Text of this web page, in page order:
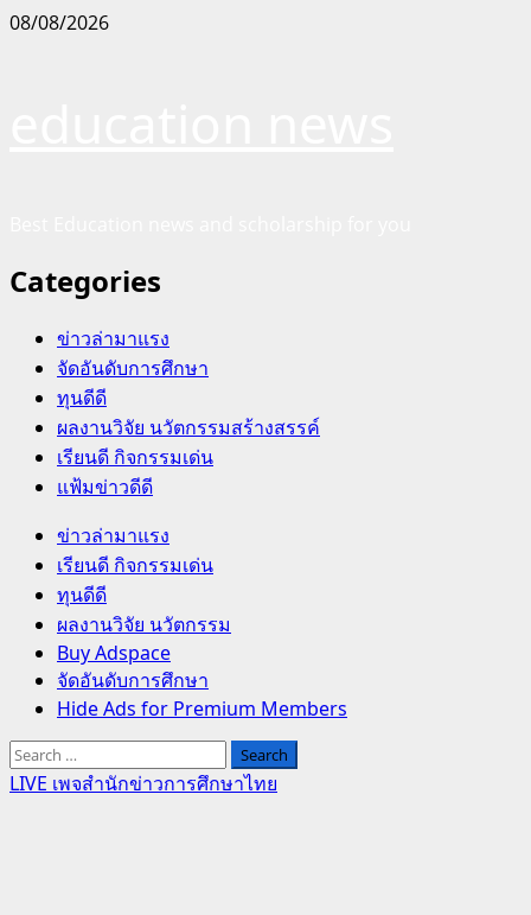
Skip
08/08/2026
Categories
ข่าวล่ามาแรง
จัดอันดับการศึกษา
ทุนดีดี
ผลงานวิจัย นวัตกรรมสร้างสรรค์
เรียนดี กิจกรรมเด่น
แฟ้มข่าวดีดี
Primary
Menu
ข่าวล่ามาแรง
เรียนดี กิจกรรมเด่น
ทุนดีดี
ผลงานวิจัย นวัตกรรม
Buy Adspace
จัดอันดับการศึกษา
Hide Ads for Premium Members
Search
for:
LIVE เพจสำนักข่าวการศึกษาไทย